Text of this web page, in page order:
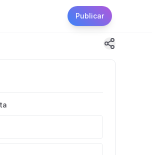
Publicar